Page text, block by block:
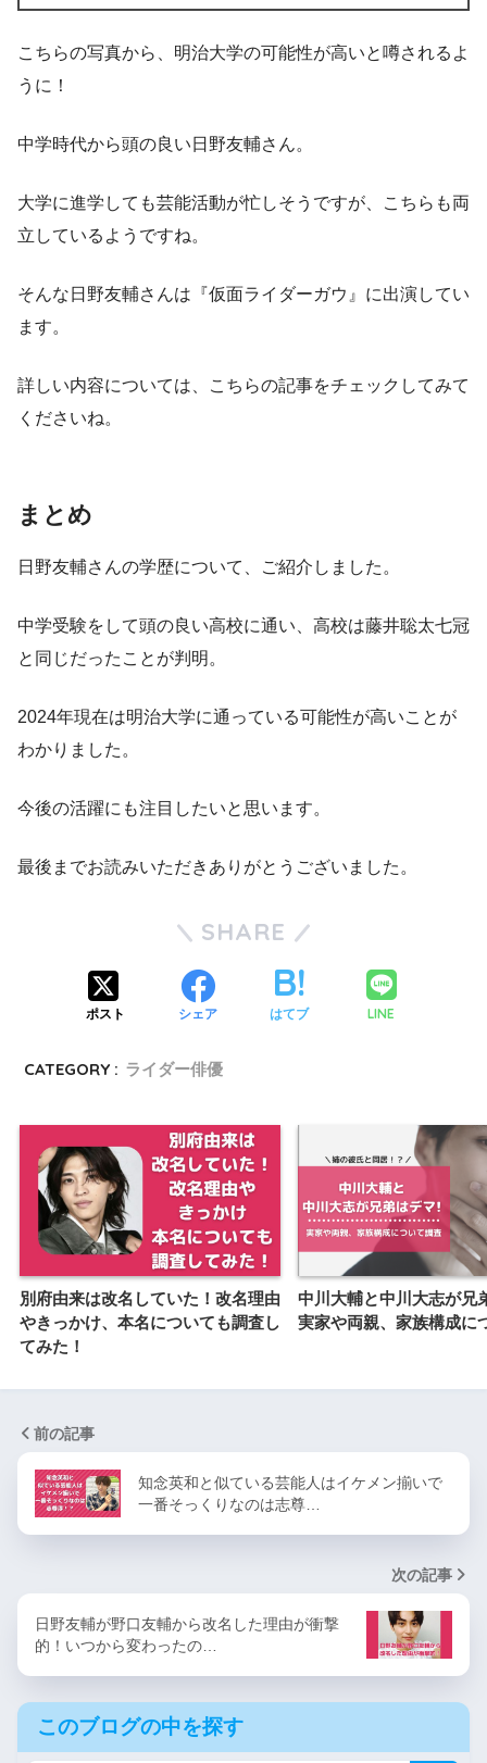
こちらの写真から、 明治大学の可能性が高いと噂されるよ
うに！
中学時代から頭の良い日野友輔さん。
大学に進学しても芸能活動が忙しそうですが、こちらも両
立しているようですね。
そんな日野友輔さんは『仮面ライダーガウ』に出演してい
ます。
詳しい内容については、こちらの記事をチェックしてみて
くださいね。
まとめ
日野友輔さんの学歴について、ご紹介しました。
中学受験をして頭の良い高校に通い、高校は藤井聡太七冠
と同じだったことが判明。
2024年現在は明治大学に通っている可能性が高いことが
わかりました。
今後の活躍にも注目したいと思います。
最後までお読みいただきありがとうございました。
SHARE
ポスト シェア はてブ LINE
CATEGORY : ライダー俳優
別府由来は改名していた！改名理由
やきっかけ、本名についても調査し
てみた！
中川大輔と中川大志が兄
実家や両親、家族構成に
前の記事
知念英和と似ている芸能人はイケメン揃いで
一番そっくりなのは志尊…
次の記事
日野友輔が野口友輔から改名した理由が衝撃
的！いつから変わったの…
このブログの中を探す